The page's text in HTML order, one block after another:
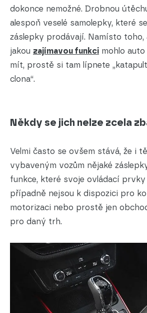
dokonce nemožné. Drobnou
alespoň veselé samolepky, které
záslepky prodávají. Namísto toho,
jakou zajímavou funkci mohlo
mít, prostě si tam lípnete
clona“.
Někdy se jich nelze zcela
Velmi často se ovšem stává, že i
vybaveným vozům nějaké
funkce, které svoje ovládací
případně nejsou k dispozici pro
motorizaci nebo prostě jen
pro daný trh.